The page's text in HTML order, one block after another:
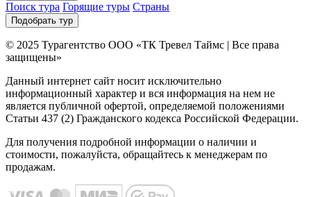
Поиск тура Горящие туры Страны
Подобрать тур
© 2025 Турагентство ООО «ТК Тревел Таймс | Все права
защищены»
Данный интернет сайт носит исключительно
информационный характер и вся информация на нем не
является публичной офертой, определяемой положениями
Статьи 437 (2) Гражданского кодекса Российской Федерации.
Для получения подробной информации о наличии и
стоимости, пожалуйста, обращайтесь к менеджерам по
продажам.